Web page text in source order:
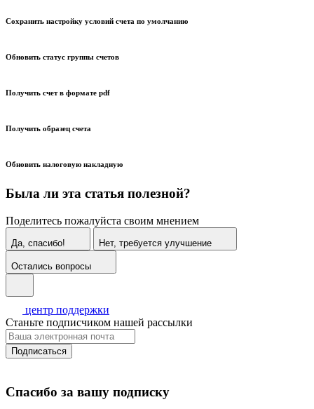
Сохранить настройку условий счета по умолчанию
Обновить статус группы счетов
Получить счет в формате pdf
Получить образец счета
Обновить налоговую накладную
Была ли эта статья полезной?
Поделитесь пожалуйста своим мнением
Да, спасибо! Нет, требуется улучшение
Остались вопросы
центр поддержки
Станьте подписчиком нашей рассылки
Подписаться
Спасибо за вашу подписку